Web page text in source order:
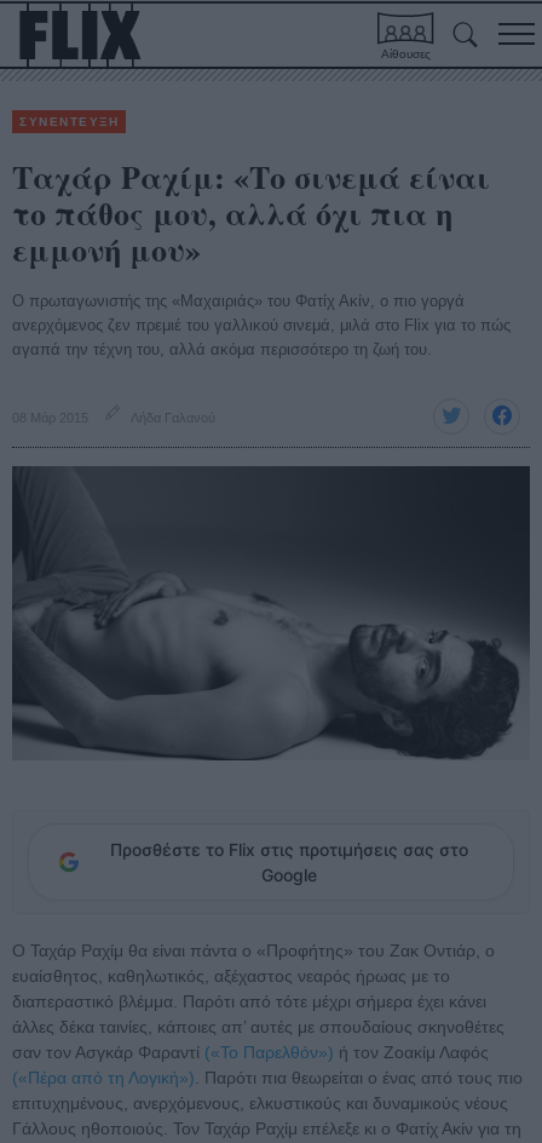
Αίθουσες
ΣΥΝΕΝΤΕΥΞΗ
Ταχάρ Ραχίμ: «Το σινεμά είναι
το πάθος μου, αλλά όχι πια η
εμμονή μου»
Ο πρωταγωνιστής της «Μαχαιριάς» του Φατίχ Ακίν, ο πιο γοργά
ανερχόμενος ζεν πρεμιέ του γαλλικού σινεμά, μιλά στο Flix για το πώς
αγαπά την τέχνη του, αλλά ακόμα περισσότερο τη ζωή του.
08 Μάρ 2015 Λήδα Γαλανού
Προσθέστε το Flix στις προτιμήσεις σας στο
Google
Ο Ταχάρ Ραχίμ θα είναι πάντα ο «Προφήτης» του Ζακ Οντιάρ, ο
ευαίσθητος, καθηλωτικός, αξέχαστος νεαρός ήρωας με το
διαπεραστικό βλέμμα. Παρότι από τότε μέχρι σήμερα έχει κάνει
άλλες δέκα ταινίες, κάποιες απ’ αυτές με σπουδαίους σκηνοθέτες
σαν τον Ασγκάρ Φαραντί («Το Παρελθόν») ή τον Ζοακίμ Λαφός
(«Πέρα από τη Λογική») . Παρότι πια θεωρείται ο ένας από τους πιο
επιτυχημένους, ανερχόμενους, ελκυστικούς και δυναμικούς νέους
Γάλλους ηθοποιούς. Τον Ταχάρ Ραχίμ επέλεξε κι ο Φατίχ Ακίν για τη